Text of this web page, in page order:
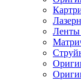
Ленты